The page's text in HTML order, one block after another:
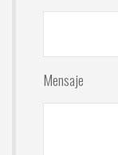
Mensaje